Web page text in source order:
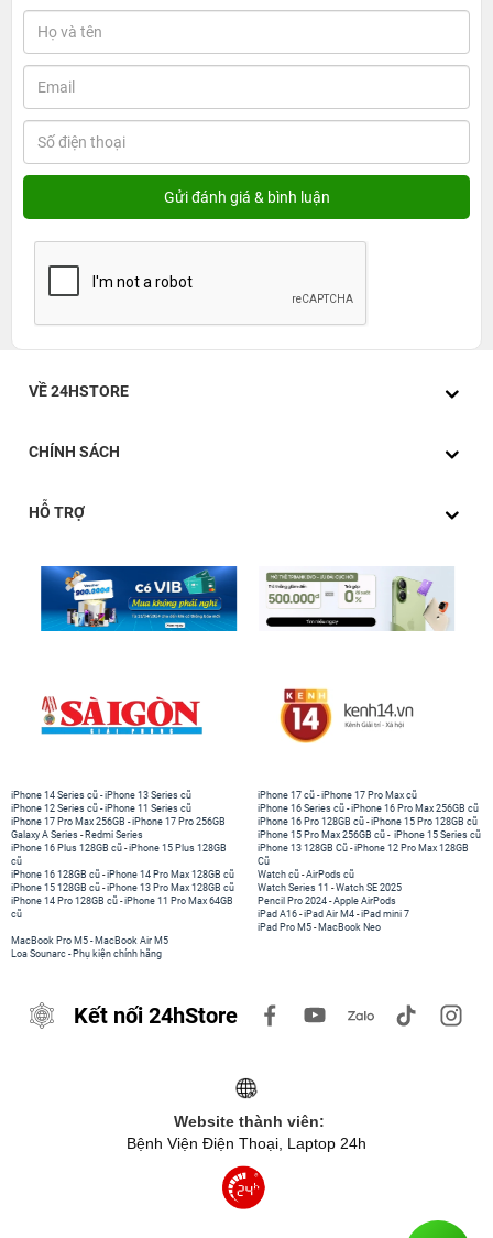
VỀ 24HSTORE
CHÍNH SÁCH
HỖ TRỢ
iPhone 14 Series cũ -iPhone 13 Series cũ
iPhone 12 Series cũ -iPhone 11 Series cũ
iPhone 17 Pro Max 256GB -iPhone 17 Pro 256GB
Galaxy A Series - Redmi Series
iPhone 17 cũ -iPhone 17 Pro Max cũ
iPhone 16 Series cũ - iPhone 16 Pro Max 256GB cũ
iPhone 16 Pro 128GB cũ -iPhone 15 Pro 128GB cũ
iPhone 15 Pro Max 256GB cũ - iPhone 15 Series cũ
iPhone 16 Plus 128GB cũ -iPhone 15 Plus 128GB
cũ
iPhone 16 128GB cũ -iPhone 14 Pro Max 128GB cũ
iPhone 15 128GB cũ -iPhone 13 Pro Max 128GB cũ
iPhone 14 Pro 128GB cũ -iPhone 11 Pro Max 64GB
cũ
iPhone 13 128GB Cũ -iPhone 12 Pro Max 128GB
Cũ
Watch cũ -AirPods cũ
Watch Series 11 -Watch SE 2025
Pencil Pro 2024 -Apple AirPods
iPad A16 -iPad Air M4 -iPad mini 7
iPad Pro M5 - MacBook Neo
MacBook Pro M5 - MacBook Air M5
Loa Sounarc - Phụ kiện chính hãng
Kết nối 24hStore
Website thành viên:
Bệnh Viện Điện Thoại, Laptop 24h